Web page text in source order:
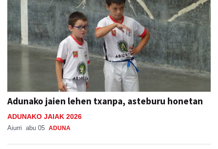
Adunako jaien lehen txanpa, asteburu honetan
ADUNAKO JAIAK 2026
Aiurri abu 05 ADUNA